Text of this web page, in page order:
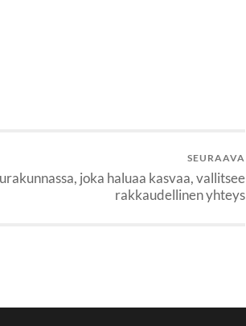
SEURAAVA
joka haluaa kasvaa, vallitsee
rakkaudellinen yhteys